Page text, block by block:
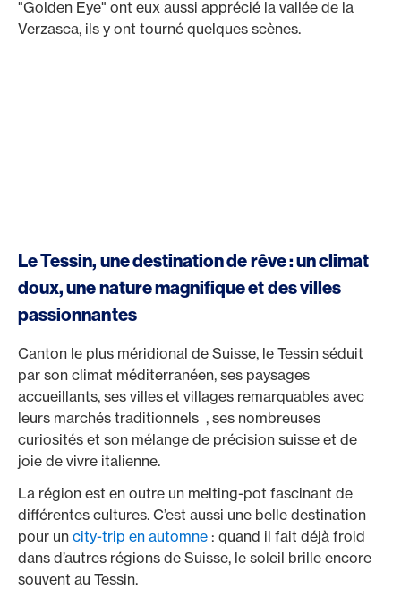
"Golden Eye" ont eux aussi apprécié la vallée de la
Verzasca, ils y ont tourné quelques scènes.
Le Tessin, une destination de rêve : un climat
doux, une nature magnifique et des villes
passionnantes
Canton le plus méridional de Suisse, le Tessin séduit
par son climat méditerranéen, ses paysages
accueillants, ses villes et villages remarquables avec
leurs marchés traditionnels , ses nombreuses
curiosités et son mélange de précision suisse et de
joie de vivre italienne.
La région est en outre un melting-pot fascinant de
différentes cultures. C’est aussi une belle destination
pour un city-trip en automne : quand il fait déjà froid
dans d’autres régions de Suisse, le soleil brille encore
souvent au Tessin.